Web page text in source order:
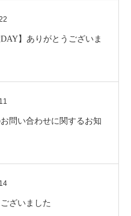
DAY】ありがとうございま
問い合わせに関するお知
ざいました